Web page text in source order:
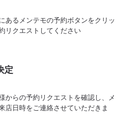
あるメンテモの予約ボタンをクリッ
リクエストしてください
定
からの予約リクエストを確認し、メ
店日時をご連絡させていただきま